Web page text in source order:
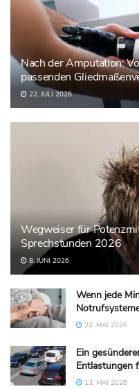
Nach der Amputation:
passenden
22. JULI 2026
Wegweiser für
Sprechstunden 2026
8. JUNI 2026
Wenn jede
22. MAI 2026
Ein
Entlastungen
13. MAI 2026